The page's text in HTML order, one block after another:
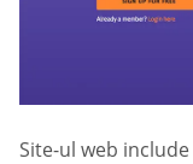
Site-ul web